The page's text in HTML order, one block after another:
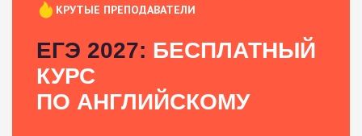
КРУТЫЕ ПРЕПОДАВАТЕЛИ
ЕГЭ 2027: БЕСПЛАТНЫЙ
КУРС
ПО АНГЛИЙСКОМУ